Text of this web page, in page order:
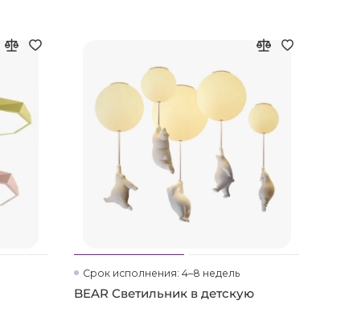
Срок исполнения: 4–8 недель
BEAR Светильник в детскую